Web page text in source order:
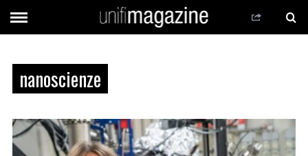
nanoscienze